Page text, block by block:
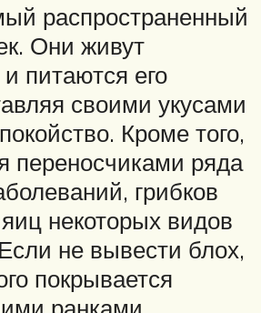
распространенный
Они живут
питаются его
своими укусами
Кроме того,
переносчиками ряда
грибков
некоторых видов
не вывести блох,
покрывается